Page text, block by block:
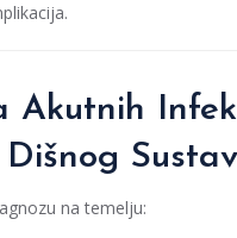
Akutnih
na temelju: